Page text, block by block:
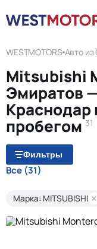
WESTMOTORS Авто
Mitsubishi
Эмиратов
Краснодар
пробегом31
Фильтры
Все (31)
Марка: MITSUBISHI